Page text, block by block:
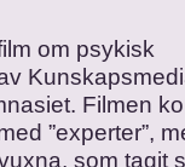
om psykisk
Filmen
”experter”,
som tagit